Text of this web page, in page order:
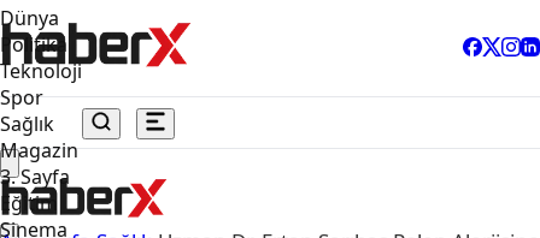
Dünya
Politika
Teknoloji
Spor
Sağlık
Magazin
3. Sayfa
Eğitim
Sinema